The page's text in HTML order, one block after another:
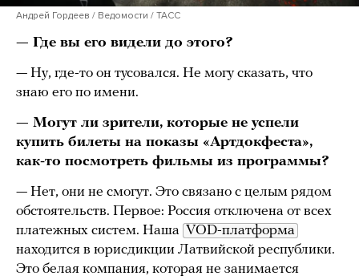
Андрей Гордеев / Ведомости / ТАСС
— Где вы его видели до этого?
— Ну, где-то он тусовался. Не могу сказать, что
знаю его по имени.
— Могут ли зрители, которые не успели
купить билеты на показы «Артдокфеста»,
как-то посмотреть фильмы из программы?
— Нет, они не смогут. Это связано с целым рядом
обстоятельств. Первое: Россия отключена от всех
платежных систем. Наша VOD-платформа
находится в юрисдикции Латвийской республики.
Это белая компания, которая не занимается